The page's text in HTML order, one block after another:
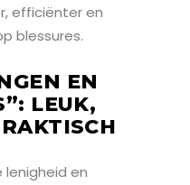
efficiënter en
blessures.
EN
LEUK,
lenigheid en